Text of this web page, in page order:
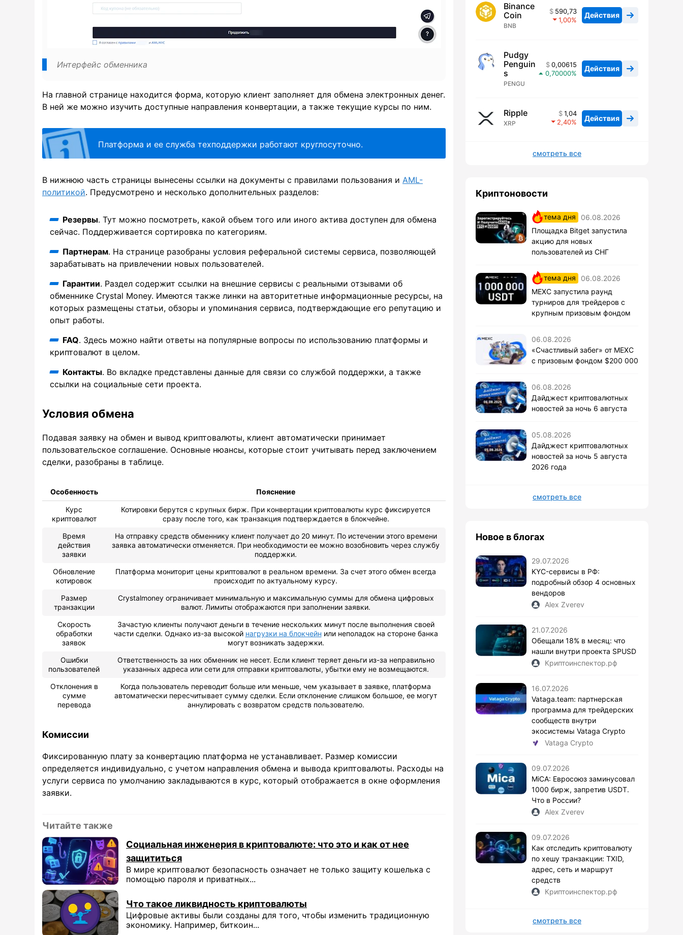
Интерфейс обменника
На главной странице находится форма, которую клиент заполняет для обмена электронных денег.
В ней же можно изучить доступные направления конвертации, а также текущие курсы по ним.
Платформа и ее служба техподдержки работают круглосуточно.
В нижнюю часть страницы вынесены ссылки на документы с правилами пользования и AML-
политикой. Предусмотрено и несколько дополнительных разделов:
Резервы. Тут можно посмотреть, какой объем того или иного актива доступен для обмена
сейчас. Поддерживается сортировка по категориям.
Партнерам. На странице разобраны условия реферальной системы сервиса, позволяющей
зарабатывать на привлечении новых пользователей.
Гарантии. Раздел содержит ссылки на внешние сервисы с реальными отзывами об
обменнике Crystal Money. Имеются также линки на авторитетные информационные ресурсы, на
которых размещены статьи, обзоры и упоминания сервиса, подтверждающие его репутацию и
опыт работы.
FAQ. Здесь можно найти ответы на популярные вопросы по использованию платформы и
криптовалют в целом.
Контакты. Во вкладке представлены данные для связи со службой поддержки, а также
ссылки на социальные сети проекта.
Условия обмена
Подавая заявку на обмен и вывод криптовалюты, клиент автоматически принимает
пользовательское соглашение. Основные нюансы, которые стоит учитывать перед заключением
сделки, разобраны в таблице.
Особенность Пояснение
Курс
криптовалют
Котировки берутся с крупных бирж. При конвертации криптовалюты курс фиксируется
сразу после того, как транзакция подтверждается в блокчейне.
Время
действия
заявки
На отправку средств обменнику клиент получает до 20 минут. По истечении этого времени
заявка автоматически отменяется. При необходимости ее можно возобновить через службу
поддержки.
Обновление
котировок
Платформа мониторит цены криптовалют в реальном времени. За счет этого обмен всегда
происходит по актуальному курсу.
Размер
транзакции
Crystalmoney ограничивает минимальную и максимальную суммы для обмена цифровых
валют. Лимиты отображаются при заполнении заявки.
Скорость
обработки
заявок
Зачастую клиенты получают деньги в течение нескольких минут после выполнения своей
части сделки. Однако из-за высокой нагрузки на блокчейн или неполадок на стороне банка
могут возникать задержки.
Ошибки
пользователей
Ответственность за них обменник не несет. Если клиент теряет деньги из-за неправильно
указанных адреса или сети для отправки криптовалюты, убытки ему не возмещаются.
Отклонения в
сумме
перевода
Когда пользователь переводит больше или меньше, чем указывает в заявке, платформа
автоматически пересчитывает сумму сделки. Если отклонение слишком большое, ее могут
аннулировать с возвратом средств пользователю.
Комиссии
Фиксированную плату за конвертацию платформа не устанавливает. Размер комиссии
определяется индивидуально, с учетом направления обмена и вывода криптовалюты. Расходы на
услуги сервиса по умолчанию закладываются в курс, который отображается в окне оформления
заявки.
Читайте также
Социальная инженерия в криптовалюте: что это и как от нее
защититься
В мире криптовалют безопасность означает не только защиту кошелька с
помощью пароля и приватных...
Что такое ликвидность криптовалюты
Цифровые активы были созданы для того, чтобы изменить традиционную
экономику. Например, биткоин...
Binance
Coin
BNB
590,73
1,00
Действия
Pudgy
Penguin
s
PENGU
0,00615
0,70000
Действия
Ripple
XRP
1,04
2,40
Действия
смотреть все
Криптоновости
тема дня
06.08.2026
Площадка Bitget запустила
акцию для новых
пользователей из СНГ
тема дня
06.08.2026
MEXC запустила раунд
турниров для трейдеров с
крупным призовым фондом
06.08.2026
«Счастливый забег» от MEXC
с призовым фондом $200 000
06.08.2026
Дайджест криптовалютных
новостей за ночь 6 августа
05.08.2026
Дайджест криптовалютных
новостей за ночь 5 августа
2026 года
смотреть все
Новое в блогах
29.07.2026
KYC-сервисы в РФ:
подробный обзор 4 основных
вендоров
Alex Zverev
21.07.2026
Обещали 18% в месяц: что
нашли внутри проекта SPUSD
Криптоинспектор.рф
16.07.2026
Vataga.team: партнерская
программа для трейдерских
сообществ внутри
экосистемы Vataga Crypto
Vataga Crypto
09.07.2026
MiCA: Евросоюз заминусовал
1000 бирж, запретив USDT.
Что в России?
Alex Zverev
09.07.2026
Как отследить криптовалюту
по хешу транзакции: TXID,
адрес, сеть и маршрут
средств
Криптоинспектор.рф
смотреть все